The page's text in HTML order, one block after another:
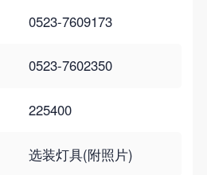
0523-7609173
0523-7602350
225400
选装灯具(附照片)